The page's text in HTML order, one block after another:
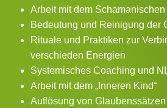
Arbeit mit dem
Bedeutung und Reinigung der
Rituale und Praktiken zur
verschieden Energien
Systemisches Coaching und
Arbeit mit dem „Inneren Kind“
Auflösung von Glaubenssätzen